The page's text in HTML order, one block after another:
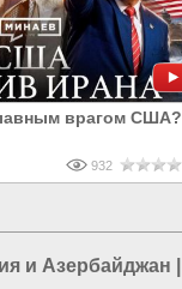
врагом США?
932
и Азербайджан